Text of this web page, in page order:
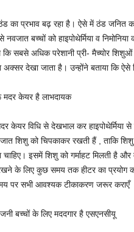
का प्रभाव बढ़ रहा है। ऐसे में ठंड जनित
नवजात बच्चों को हाइपोथेर्मिया व
कि सबसे अधिक परेशानी प्री- मैच्योर
अक्सर देखा जाता है। उन्होंने बताया कि
मदर केयर है लाभदायक
केयर विधि से देखभाल कर
शिशु को चिपकाकर रखती हैं , ताकि
इसमें शिशु को गर्माहट मिलती है
के लिए कुछ समय तक हीटर का प्रयोग
पर सभी आवश्यक टीकाकरण जरूर कराएँ
बच्चों के लिए मददगार है एसएनसीयू